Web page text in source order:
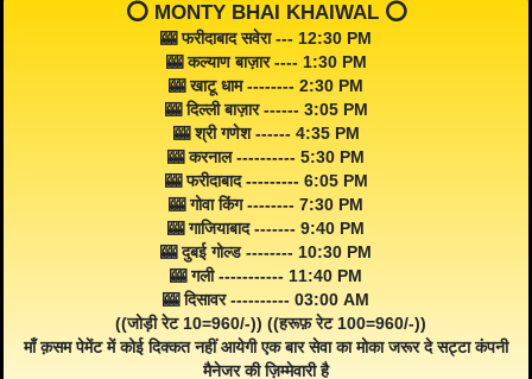
⭕️ MONTY BHAI KHAIWAL ⭕️
🎰 फरीदाबाद सवेरा --- 12:30 PM
🎰 कल्याण बाज़ार ---- 1:30 PM
🎰 खाटू धाम -------- 2:30 PM
🎰 दिल्ली बाज़ार ------ 3:05 PM
🎰 श्री गणेश ------ 4:35 PM
🎰 करनाल ---------- 5:30 PM
🎰 फरीदाबाद --------- 6:05 PM
🎰 गोवा किंग -------- 7:30 PM
🎰 गाजियाबाद ------- 9:40 PM
🎰 दुबई गोल्ड -------- 10:30 PM
🎰 गली ----------- 11:40 PM
🎰 दिसावर ---------- 03:00 AM
((जोड़ी रेट 10=960/-)) ((हरूफ़ रेट 100=960/-))
माँ क़सम पेमेंट में कोई दिक्कत नहीं आयेगी एक बार सेवा का मोका जरूर दे सट्टा कंपनी
मैनेजर की ज़िम्मेवारी है